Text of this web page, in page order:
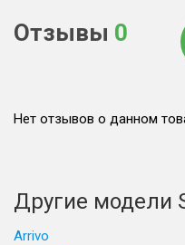
Отзывы 0
Нет отзывов о данном
Другие модели
Arrivo